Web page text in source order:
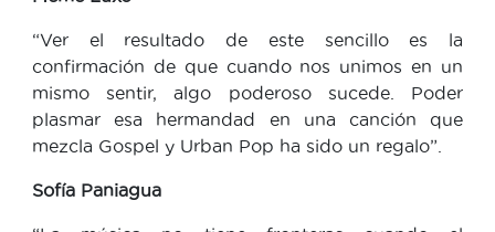
“Ver el resultado de este sencillo es la
confirmación de que cuando nos unimos en un
mismo sentir, algo poderoso sucede. Poder
plasmar esa hermandad en una canción que
mezcla Gospel y Urban Pop ha sido un regalo”.
Sofía Paniagua